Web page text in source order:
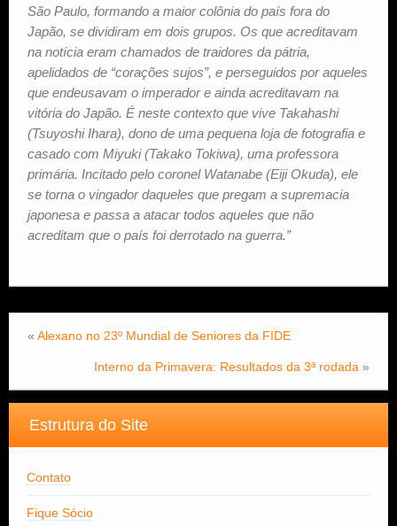
São Paulo, formando a maior colônia do país fora do
Japão, se dividiram em dois grupos. Os que acreditavam
na notícia eram chamados de traidores da pátria,
apelidados de “corações sujos”, e perseguidos por aqueles
que endeusavam o imperador e ainda acreditavam na
vitória do Japão. É neste contexto que vive Takahashi
(Tsuyoshi Ihara), dono de uma pequena loja de fotografia e
casado com Miyuki (Takako Tokiwa), uma professora
primária. Incitado pelo coronel Watanabe (Eiji Okuda), ele
se torna o vingador daqueles que pregam a supremacia
japonesa e passa a atacar todos aqueles que não
acreditam que o país foi derrotado na guerra.”
« Alexano no 23º Mundial de Seniores da FIDE
Interno da Primavera: Resultados da 3ª rodada »
Estrutura do Site
Contato
Fique Sócio